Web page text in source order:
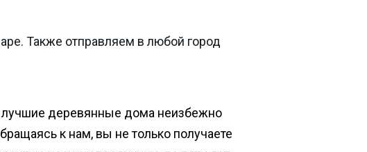
Также отправляем в любой город
деревянные дома неизбежно
к нам, вы не только получаете